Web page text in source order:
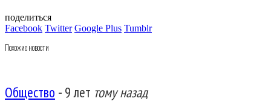
поделиться
Facebook Twitter Google Plus Tumblr
Похожие новости
Общество - 9 лет тому назад